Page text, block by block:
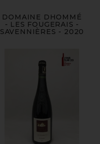
DOMAINE DHOMMÉ
- LES FOUGERAIS -
SAVENNIÈRES - 2020